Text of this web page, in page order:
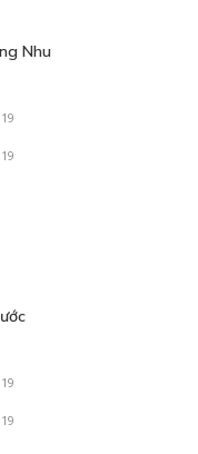
Nhu